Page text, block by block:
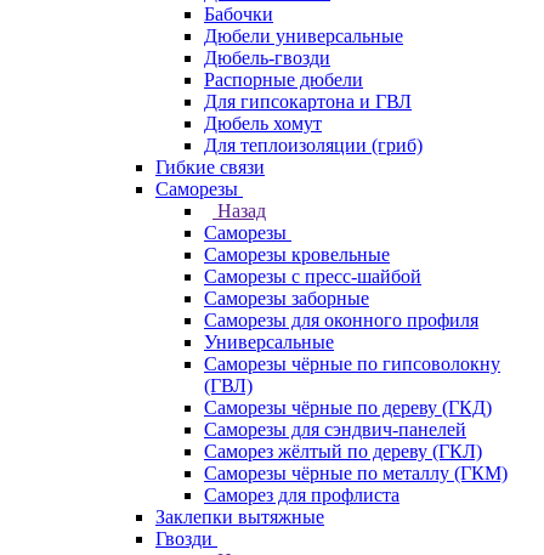
Бабочки
Дюбели универсальные
Дюбель-гвозди
Распорные дюбели
Для гипсокартона и ГВЛ
Дюбель хомут
Для теплоизоляции (гриб)
Гибкие связи
Саморезы
Назад
Саморезы
Саморезы кровельные
Саморезы с пресс-шайбой
Саморезы заборные
Саморезы для оконного профиля
Универсальные
Саморезы чёрные по гипсоволокну
(ГВЛ)
Саморезы чёрные по дереву (ГКД)
Саморезы для сэндвич-панелей
Саморез жёлтый по дереву (ГКЛ)
Саморезы чёрные по металлу (ГКМ)
Саморез для профлиста
Заклепки вытяжные
Гвозди